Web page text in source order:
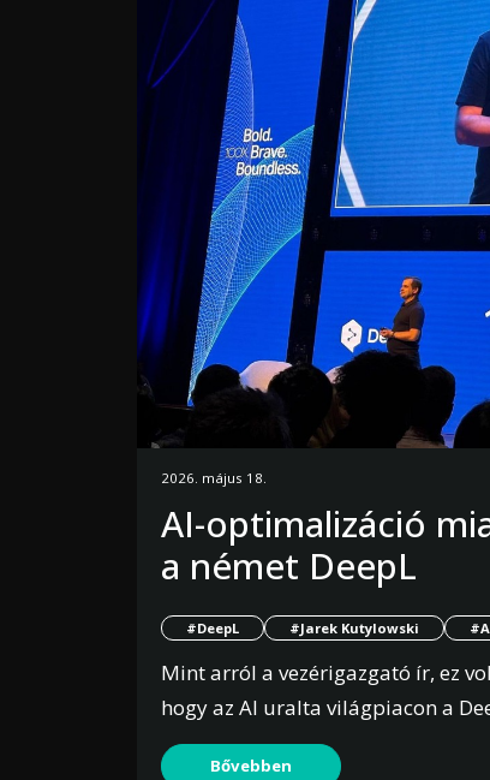
2026. május 18.
AI-optimalizáció
a német DeepL
#DeepL #Jarek Kutylowski
Mint arról a vezérigazgató ír, ez
hogy az AI uralta világpiacon a
Bővebben